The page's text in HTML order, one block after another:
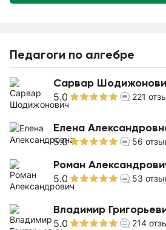
Педагоги по алгебре
Сарвар
5.0 221
Елена
5.0 56
Роман
5.0 53
Владимир
5.0 214